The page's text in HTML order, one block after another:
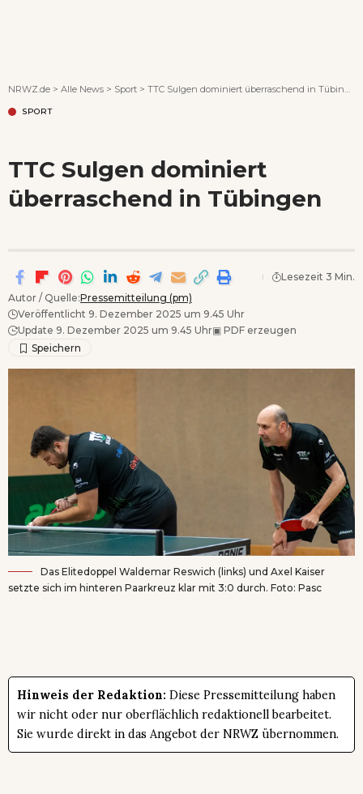
NRWZ.de > Alle News > Sport > TTC Sulgen dominiert überraschend in Tübingen
SPORT
TTC Sulgen dominiert
überraschend in Tübingen
Autor / Quelle:Pressemitteilung (pm)
Veröffentlicht 9. Dezember 2025 um 9.45 Uhr
Update 9. Dezember 2025 um 9.45 Uhr▣ PDF erzeugen
Lesezeit 3 Min.
Das Elitedoppel Waldemar Reswich (links) und Axel Kaiser
setzte sich im hinteren Paarkreuz klar mit 3:0 durch. Foto: Pasc
Hinweis der Redaktion: Diese Pressemitteilung haben
wir nicht oder nur oberflächlich redaktionell bearbeitet.
Sie wurde direkt in das Angebot der NRWZ übernommen.